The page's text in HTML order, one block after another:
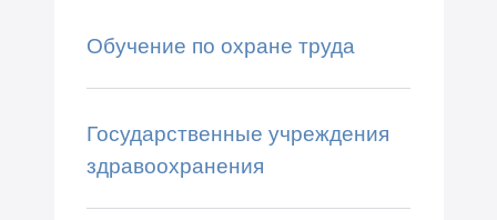
Обучение по охране труда
Государственные учреждения
здравоохранения